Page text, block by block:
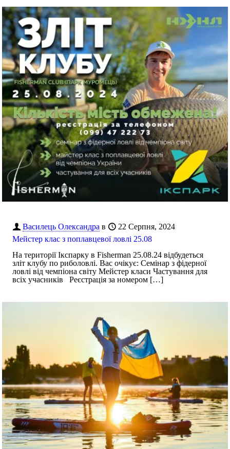
Василець Олександра в
22 Серпня, 2024
Мейстер клас з поплавцевої ловлі 25.08
На території Ікспарку в Fisherman 25.08.24 відбудеться
зліт клубу по риболовлі. Вас очікує: Семінар з фідерної
ловлі від чемпіона світу Мейстер класи Частування для
всіх учасників Реєстрація за номером […]